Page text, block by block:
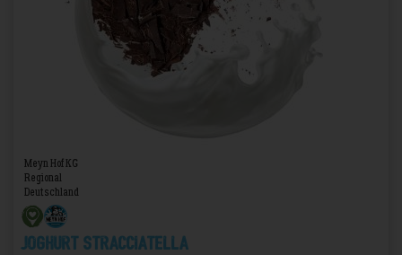
Meyn Hof KG
Regional
Deutschland
Joghurt Stracciatella